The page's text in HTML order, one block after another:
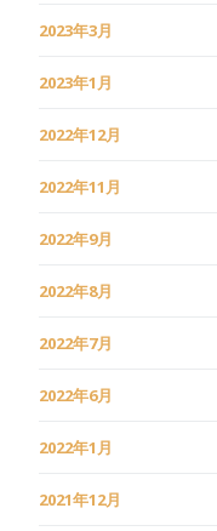
2023年3月
2023年1月
2022年12月
2022年11月
2022年9月
2022年8月
2022年7月
2022年6月
2022年1月
2021年12月